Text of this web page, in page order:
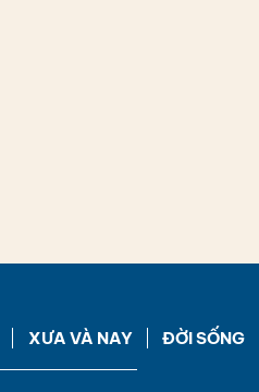
XƯA VÀ NAY ĐỜI SỐNG